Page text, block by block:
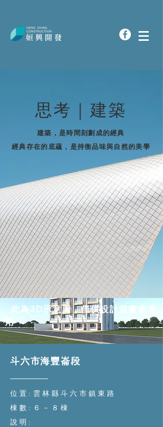
思考｜建築
建築，是時間刻劃成的經典
經典存在的底蘊，是持衡品味與自然的美學
此為3D示意圖，僅供設計規畫參考
用
斗六市海豐崙段
位置:雲林縣斗六市鎮東路
棟數:６－８棟
說明: